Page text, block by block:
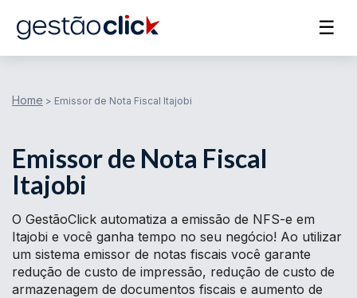
☰
Home > Emissor de Nota Fiscal Itajobi
Emissor de Nota Fiscal
Itajobi
O GestãoClick automatiza a emissão de NFS-e em
Itajobi e você ganha tempo no seu negócio! Ao utilizar
um sistema emissor de notas fiscais você garante
redução de custo de impressão, redução de custo de
armazenagem de documentos fiscais e aumento de